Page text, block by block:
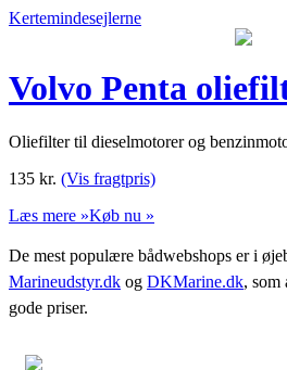
Kertemindesejlerne
Volvo Penta
Oliefilter til dieselmotorer og
135 kr. (Vis fragtpris)
Læs mere »Køb nu »
De mest populære bådwebshops er i
Marineudstyr.dk og DKMarine.dk, som
gode priser.